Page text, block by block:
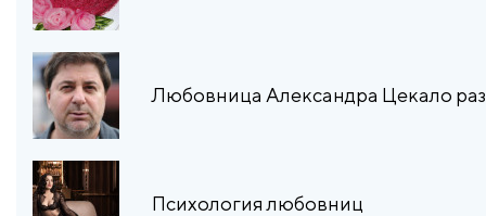
Любовница Александра Цекало
Психология любовниц